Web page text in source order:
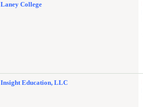
Laney College
Insight Education, LLC